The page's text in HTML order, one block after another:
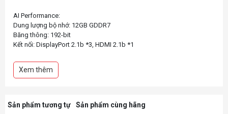
AI Performance:
Dung lượng bộ nhớ: 12GB GDDR7
Băng thông: 192-bit
Kết nối: DisplayPort 2.1b *3, HDMI 2.1b *1
Xem thêm
Sản phẩm tương tự Sản phẩm cùng hãng